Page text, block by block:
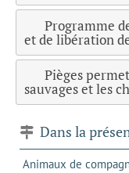
Programme
et de libération
Pièges
sauvages et les
Dans la
Animaux de